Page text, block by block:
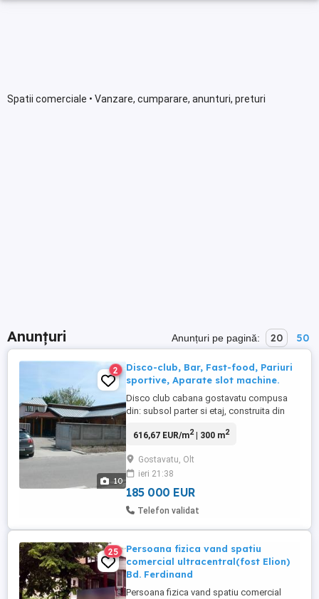
Spatii comerciale • Vanzare, cumparare, anunturi, preturi
Anunțuri Anunțuri pe pagină: 20 50
10
2
Disco-club, Bar, Fast-food, Pariuri
sportive, Aparate slot machine.
Disco club cabana gostavatu compusa
din: subsol parter si etaj, construita din
componenta 3 camere, sala disco, sala
magazie alimente si garaj + 2 terase de
vara, sistem de alarma si sistem de
supraveghere video conectat la internet ...
616,67 EUR/m2| 300 m2
Gostavatu, Olt
ieri 21:38
185 000 EUR
Telefon validat
25
Persoana fizica vand spatiu
comercial ultracentral(fost Elion)
Bd. Ferdinand
Persoana fizica vand spatiu comercial